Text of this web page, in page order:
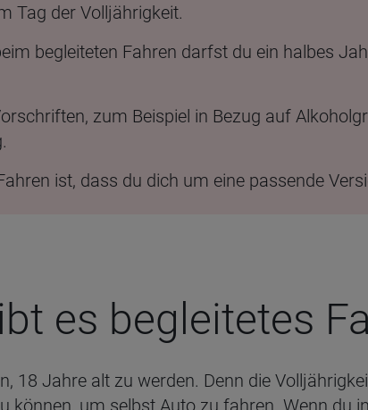
Tag der Volljährigkeit.
begleiteten Fahren darfst du ein halbes
zum Beispiel in Bezug auf
ist, dass du dich um eine passende
es beglei­te­tes
18 Jahre alt zu werden. Denn die
können, um selbst Auto zu fahren. Wenn du